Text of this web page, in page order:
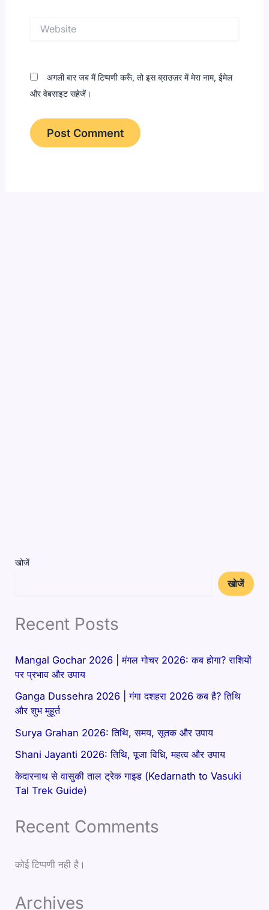
अगली बार जब मैं टिप्पणी करूँ, तो इस ब्राउज़र में मेरा नाम, ईमेल
और वेबसाइट सहेजें।
खोजें
खोजें
Recent Posts
Mangal Gochar 2026 | मंगल गोचर 2026: कब होगा? राशियों
पर प्रभाव और उपाय
Ganga Dussehra 2026 | गंगा दशहरा 2026 कब है? तिथि
और शुभ मुहूर्त
Surya Grahan 2026: तिथि, समय, सूतक और उपाय
Shani Jayanti 2026: तिथि, पूजा विधि, महत्व और उपाय
केदारनाथ से वासुकी ताल ट्रेक गाइड (Kedarnath to Vasuki
Tal Trek Guide)
Recent Comments
कोई टिप्पणी नही है।
Archives